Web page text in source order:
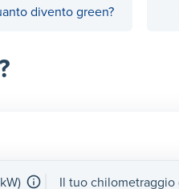
divento green?
Il tuo chilometraggio